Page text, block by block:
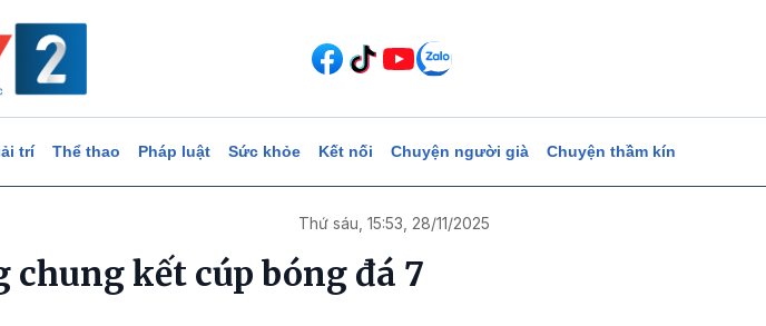
trí Thể thao Pháp luật Sức khỏe Kết nối Chuyện người già Chuyện thầm kín
Thứ sáu, 15:53, 28/11/2025
chung kết cúp bóng đá 7